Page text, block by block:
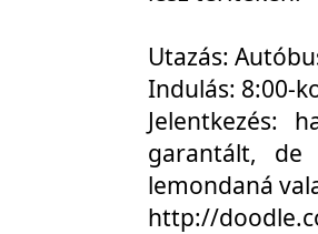
Utazás:
Indulás: 8:00-
Jelentkezés:
garantált, de
lemondaná
http://